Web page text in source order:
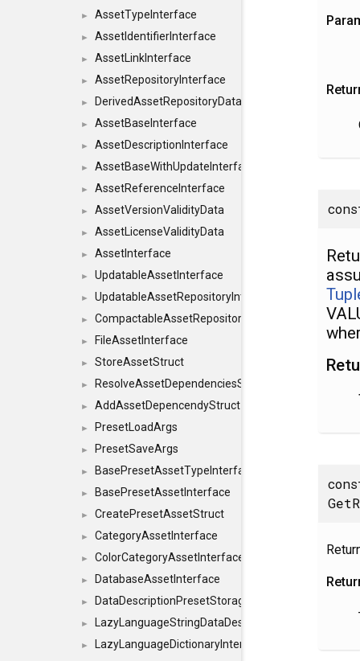
► AssetTypeInterface
► AssetIdentifierInterface
► AssetLinkInterface
► AssetRepositoryInterface
► DerivedAssetRepositoryDataInterface
► AssetBaseInterface
► AssetDescriptionInterface
► AssetBaseWithUpdateInterface
► AssetReferenceInterface
► AssetVersionValidityData
► AssetLicenseValidityData
► AssetInterface
► UpdatableAssetInterface
► UpdatableAssetRepositoryInterface
► CompactableAssetRepositoryInterface
► FileAssetInterface
► StoreAssetStruct
► ResolveAssetDependenciesStruct
► AddAssetDepencendyStruct
► PresetLoadArgs
► PresetSaveArgs
► BasePresetAssetTypeInterface
► BasePresetAssetInterface
► CreatePresetAssetStruct
► CategoryAssetInterface
► ColorCategoryAssetInterface
► DatabaseAssetInterface
► DataDescriptionPresetStorageInterface
►
►
LazyLanguageDictionaryInterface